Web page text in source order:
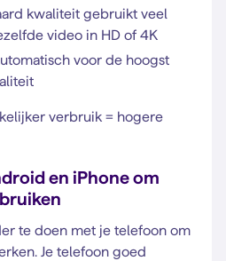
kwaliteit gebruikt veel
video in HD of 4K
voor de hoogst
verbruik = hogere
en iPhone om
te doen met je telefoon om
Je telefoon goed